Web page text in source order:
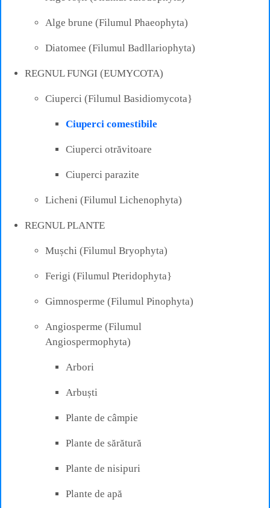
Alge brune (Filumul Phaeophyta)
Diatomee (Filumul Badllariophyta)
REGNUL FUNGI (EUMYCOTA)
Ciuperci (Filumul Basidiomycota}
Ciuperci comestibile
Ciuperci otrăvitoare
Ciuperci parazite
Licheni (Filumul Lichenophyta)
REGNUL PLANTE
Mușchi (Filumul Bryophyta)
Ferigi (Filumul Pteridophyta}
Gimnosperme (Filumul Pinophyta)
Angiosperme (Filumul
Angiospermophyta)
Arbori
Arbuști
Plante de câmpie
Plante de sărătură
Plante de nisipuri
Plante de apă